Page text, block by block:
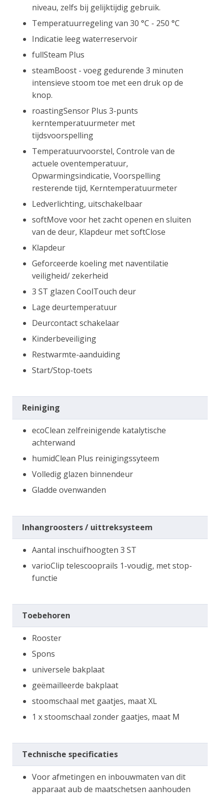
niveau, zelfs bij gelijktijdig gebruik.
Temperatuurregeling van 30 °C - 250 °C
Indicatie leeg waterreservoir
fullSteam Plus
steamBoost - voeg gedurende 3 minuten
intensieve stoom toe met een druk op de
knop.
roastingSensor Plus 3-punts
kerntemperatuurmeter met
tijdsvoorspelling
Temperatuurvoorstel, Controle van de
actuele oventemperatuur,
Opwarmingsindicatie, Voorspelling
resterende tijd, Kerntemperatuurmeter
Ledverlichting, uitschakelbaar
softMove voor het zacht openen en sluiten
van de deur, Klapdeur met softClose
Klapdeur
Geforceerde koeling met naventilatie
veiligheid/ zekerheid
3 ST glazen CoolTouch deur
Lage deurtemperatuur
Deurcontact schakelaar
Kinderbeveiliging
Restwarmte-aanduiding
Start/Stop-toets
Reiniging
ecoClean zelfreinigende katalytische
achterwand
humidClean Plus reinigingssyteem
Volledig glazen binnendeur
Gladde ovenwanden
Inhangroosters / uittreksysteem
Aantal inschuifhoogten 3 ST
varioClip telescooprails 1-voudig, met stop-
functie
Toebehoren
Rooster
Spons
universele bakplaat
geëmailleerde bakplaat
stoomschaal met gaatjes, maat XL
1 x stoomschaal zonder gaatjes, maat M
Technische specificaties
Voor afmetingen en inbouwmaten van dit
apparaat aub de maatschetsen aanhouden